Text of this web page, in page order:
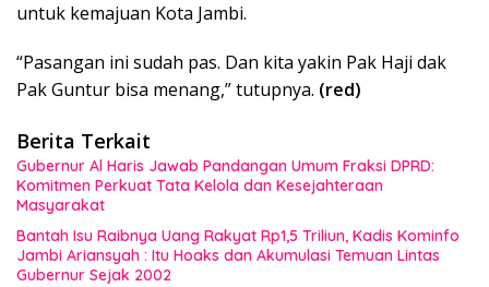
untuk kemajuan Kota Jambi.
“Pasangan ini sudah pas. Dan kita yakin Pak Haji dak
Pak Guntur bisa menang,” tutupnya. (red)
Berita Terkait
Gubernur Al Haris Jawab Pandangan Umum Fraksi DPRD:
Komitmen Perkuat Tata Kelola dan Kesejahteraan
Masyarakat
Bantah Isu Raibnya Uang Rakyat Rp1,5 Triliun, Kadis Kominfo
Jambi Ariansyah : Itu Hoaks dan Akumulasi Temuan Lintas
Gubernur Sejak 2002